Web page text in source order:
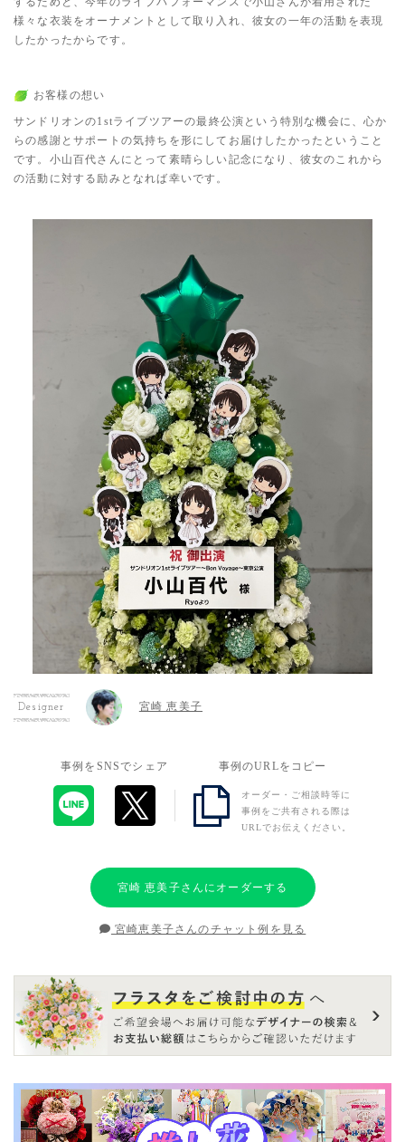
様々な衣装をオーナメントとして取り入れ、彼女の一年の活動を表現
したかったからです。
お客様の想い
サンドリオンの1stライブツアーの最終公演という特別な機会に、心か
らの感謝とサポートの気持ちを形にしてお届けしたかったということ
です。小山百代さんにとって素晴らしい記念になり、彼女のこれから
の活動に対する励みとなれば幸いです。
Designer 宮崎 恵美子
事例をSNSでシェア 事例のURLをコピー
オーダー・ご相談時等に
事例をご共有される際は
URLでお伝えください。
宮崎 恵美子さんにオーダーする
宮崎恵美子さんのチャット例を見る